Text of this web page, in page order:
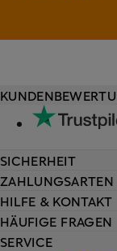
HILFE & KONTAKT
HÄUFIGE FRAGEN
SERVICE
SICHERHEIT
ZAHLUNGSARTEN